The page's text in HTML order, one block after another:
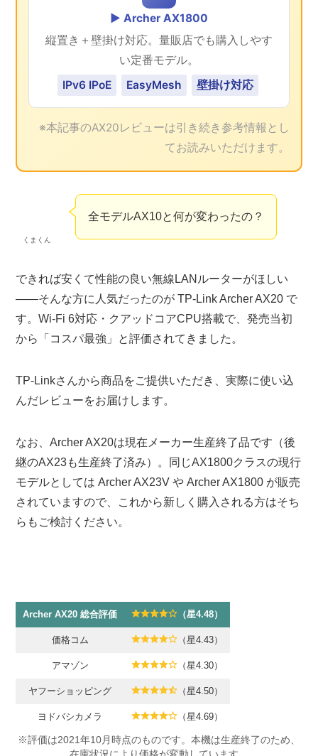
▶ Archer AX1800
縦置き＋壁掛け対応。量販店でも購入しやす
い定番モデル。
IPv6 IPoE
EasyMesh 壁掛け対応
※本記事のAX20レビューは引き続き参考情報とし
てお読みいただけます。
くまくん
全モデルAX10と何が変わったの？
できれば安くて性能の良い無線LANルーターがほしい
——そんな方に人気だったのが TP-Link Archer AX20 で
す。Wi-Fi 6対応・クアッドコアCPU搭載で、発売当初
から「コスパ最強」と評価されてきました。
TP-Linkさんから商品をご提供いただき、実際に使い込
んだレビューをお届けします。
なお、Archer AX20は現在メーカー生産終了品です（後
継のAX23も生産終了済み）。同じAX1800クラスの現行
モデルとしては Archer AX23V や Archer AX1800 が販売
されていますので、これから新しく購入される方はそち
らもご検討ください。
Archer AX20 総合評価 （星4.48）
価格コム （星4.43）
アマゾン （星4.30）
ヤフーショッピング （星4.50）
ヨドバシカメラ （星4.69）
※評価は2021年10月時点のものです。本機は生産終了のため、